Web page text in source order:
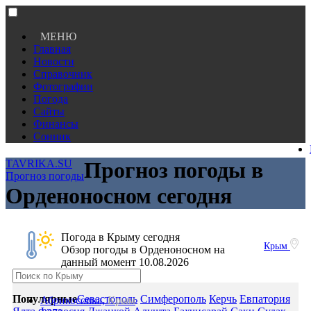
МЕНЮ
Главная
Новости
Справочник
Фотографии
Погода
Сайты
Финансы
Сонник
TAVRIKA.SU
Прогноз погодыПрогноз погоды в
Орденоносном сегодня
Крым
Погода в Крыму сегодня
Обзор погоды в Орденоносном на
данный момент 10.08.2026
Абрикосовка,Крым
ПопулярныеСевастополь Симферополь Керчь Евпатория